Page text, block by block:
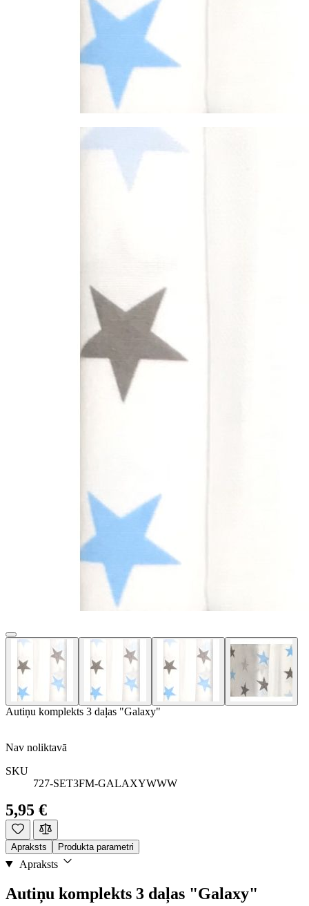
Autiņu komplekts 3 daļas "Galaxy"
Nav noliktavā
SKU
727-SET3FM-GALAXYWWW
5,95 €
Apraksts Produkta parametri
Apraksts
Autiņu komplekts 3 daļas "Galaxy"